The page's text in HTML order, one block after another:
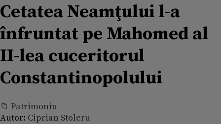
Cetatea Neamţului l-a
înfruntat pe Mahomed al
II-lea cuceritorul
Constantinopolului
📁 Patrimoniu
Autor: Ciprian Stoleru